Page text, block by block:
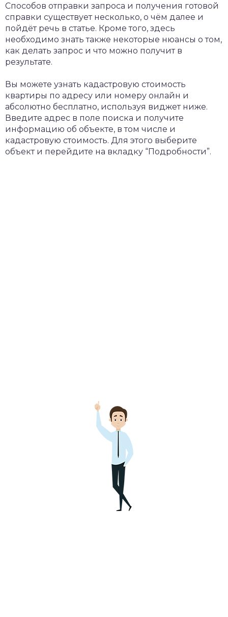
Способов отправки запроса и получения готовой
справки существует несколько, о чём далее и
пойдёт речь в статье. Кроме того, здесь
необходимо знать также некоторые нюансы о том,
как делать запрос и что можно получит в
результате.
Вы можете узнать кадастровую стоимость
квартиры по адресу или номеру онлайн и
абсолютно бесплатно, используя виджет ниже.
Введите адрес в поле поиска и получите
информацию об объекте, в том числе и
кадастровую стоимость. Для этого выберите
объект и перейдите на вкладку “Подробности”.